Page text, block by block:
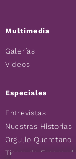
Multimedia
Galerías
Videos
Especiales
Entrevistas
Nuestras Historias
Orgullo Queretano
Tierra de